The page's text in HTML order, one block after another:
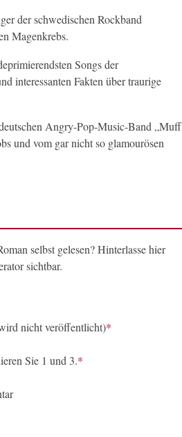
der schwedischen Rockband
Magenkrebs.
Songs der
interessanten Fakten über traurige
Angry-Pop-Music-Band „Muff
und vom gar nicht so glamourösen
selbst gelesen? Hinterlasse hier
sichtbar.
nicht veröffentlicht)*
Sie 1 und 3.*